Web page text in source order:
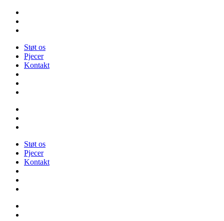
Videre
indhold
Støt os
Pjecer
Kontakt
Støt os
Pjecer
Kontakt